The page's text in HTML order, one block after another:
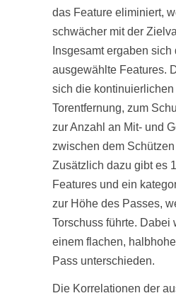
das Feature eliminiert,
schwächer mit der
Insgesamt ergaben sich
ausgewählte Features.
sich die
Torentfernung, zum
zur Anzahl an Mit- und
zwischen dem Schützen
Zusätzlich dazu gibt es
Features und ein
zur Höhe des Passes,
Torschuss führte. Dabei
einem flachen,
Pass unterschieden.
Die Korrelationen der